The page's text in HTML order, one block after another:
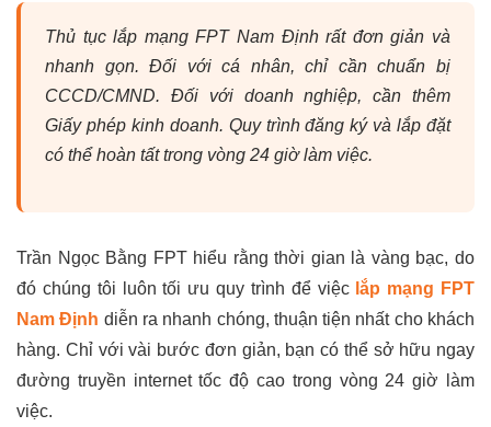
Thủ tục lắp mạng FPT Nam Định rất đơn giản và
nhanh gọn. Đối với cá nhân, chỉ cần chuẩn bị
CCCD/CMND. Đối với doanh nghiệp, cần thêm
Giấy phép kinh doanh. Quy trình đăng ký và lắp đặt
có thể hoàn tất trong vòng 24 giờ làm việc.
Trần Ngọc Bằng FPT hiểu rằng thời gian là vàng bạc, do
đó chúng tôi luôn tối ưu quy trình để việc lắp mạng FPT
Nam Định diễn ra nhanh chóng, thuận tiện nhất cho khách
hàng. Chỉ với vài bước đơn giản, bạn có thể sở hữu ngay
đường truyền internet tốc độ cao trong vòng 24 giờ làm
việc.